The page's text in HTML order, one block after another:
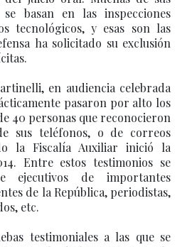
basan en las inspecciones
tecnológicos, y esas son las
ha solicitado su exclusión
en audiencia celebrada
pasaron por alto los
40 personas que reconocieron
sus teléfonos, o de correos
la Fiscalía Auxiliar inició la
Entre estos testimonios se
ejecutivos de importantes
de la República, periodistas,
etc.
testimoniales a las que se